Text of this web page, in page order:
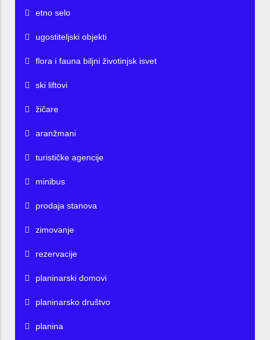
etno selo
ugostiteljski objekti
flora i fauna biljni životinjsk isvet
ski liftovi
žičare
aranžmani
turističke agencije
minibus
prodaja stanova
zimovanje
rezervacije
planinarski domovi
planinarsko društvo
planina